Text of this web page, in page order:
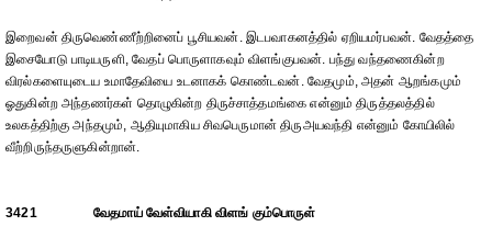
இறைவன் திருவெண்ணீற்றினைப் பூசியவன். இடபவாகனத்தில் ஏறியமர்பவன். வேதத்தை
இசையோடு பாடியருளி, வேதப் பொருளாகவும் விளங்குபவன். பந்து வந்தணைகின்ற
விரல்களையுடைய உமாதேவியை உடனாகக் கொண்டவன். வேதமும், அதன் ஆறங்கமும்
ஓதுகின்ற அந்தணர்கள் தொழுகின்ற திருச்சாத்தமங்கை என்னும் திருத்தலத்தில்
உலகத்திற்கு அந்தமும், ஆதியுமாகிய சிவபெருமான் திருஅயவந்தி என்னும் கோயிலில்
வீற்றிருந்தருளுகின்றான்.
3421
வேதமாய் வேள்வியாகி விளங் கும்பொருள்